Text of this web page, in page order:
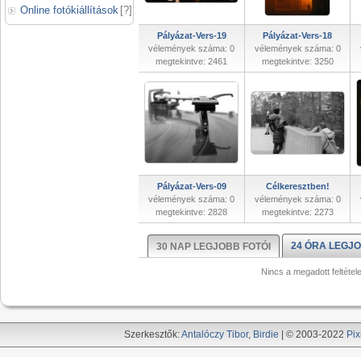
Online fotókiállítások [?]
Pályázat-Vers-19
vélemények száma: 0
megtekintve: 2461
Pályázat-Vers-18
vélemények száma: 0
megtekintve: 3250
Pályázat-Vers-09
vélemények száma: 0
megtekintve: 2828
Célkeresztben!
vélemények száma: 0
megtekintve: 2273
30 NAP LEGJOBB FOTÓI 24 ÓRA
Nincs a megadott
Szerkesztők:Antalóczy Tibor, Birdie | © 2003-2022